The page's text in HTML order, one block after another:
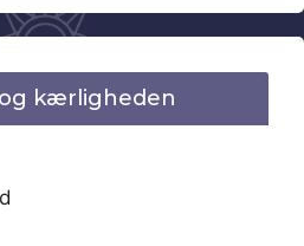
kærligheden